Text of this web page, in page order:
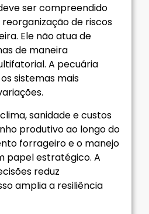
ser compreendido
de riscos
Ele não atua de
de maneira
A pecuária
sistemas mais
sanidade e custos
produtivo ao longo do
forrageiro e o manejo
papel estratégico. A
reduz
amplia a resiliência